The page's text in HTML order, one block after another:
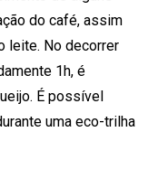
do café, assim
leite. No decorrer
1h, é
É possível
uma eco-trilha